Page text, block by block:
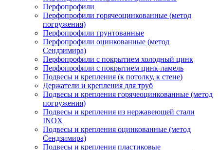
Перфопрофили
Перфопрофили горячеоцинкованные (метод
погружения)
Перфопрофили грунтованные
Перфопрофили оцинкованные (метод
Сендзимира)
Перфопрофили с покрытием холодный цинк
Перфопрофили с покрытием цинк-ламель
Подвесы и крепления (к потолку, к стене)
Держатели и крепления для труб
Подвесы и крепления горячеоцинкованные (метод
погружения)
Подвесы и крепления из нержавеющей стали
INOX
Подвесы и крепления оцинкованные (метод
Сендзимира)
Подвесы и крепления пластиковые